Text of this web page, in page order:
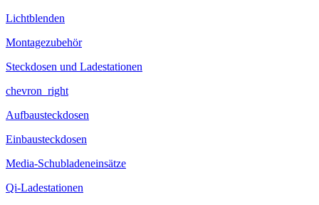
Lichtblenden
Montagezubehör
Steckdosen und Ladestationen
chevron_right
Aufbausteckdosen
Einbausteckdosen
Media-Schubladeneinsätze
Qi-Ladestationen